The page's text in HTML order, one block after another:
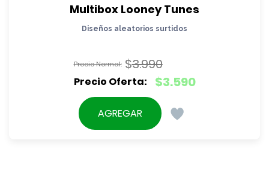
Multibox Looney Tunes
Diseños aleatorios surtidos
$3.990
El
precio
original
$3.590
El
precio
actual
AGREGAR